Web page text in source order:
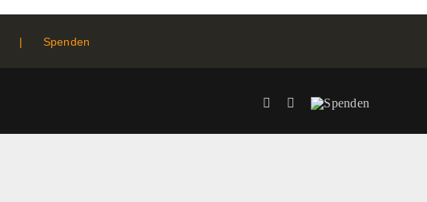
Spenden
FacebookInstagram
Spenden